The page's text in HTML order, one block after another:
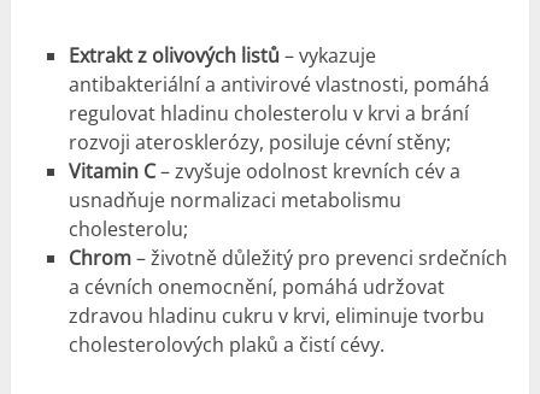
Extrakt z olivových listů – vykazuje
antibakteriální a antivirové vlastnosti, pomáhá
regulovat hladinu cholesterolu v krvi a brání
rozvoji aterosklerózy, posiluje cévní stěny;
Vitamin C– zvyšuje odolnost krevních cév a
usnadňuje normalizaci metabolismu
cholesterolu;
Chrom– životně důležitý pro prevenci srdečních
a cévních onemocnění, pomáhá udržovat
zdravou hladinu cukru v krvi, eliminuje tvorbu
cholesterolových plaků a čistí cévy.